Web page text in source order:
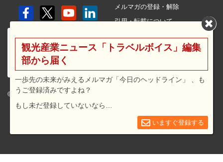
© 2026 travel voice.
メルマガの登録・解除
引用・転載について
利用規約
広告メニュー・料金
観光産業ニュース「トラベルボイス」編集
部から届く
一歩先の未来がみえるメルマガ「今日のヘッドライン」 、も
うご登録済みですよね？
もし未だ登録していないなら…
いますぐ登録する